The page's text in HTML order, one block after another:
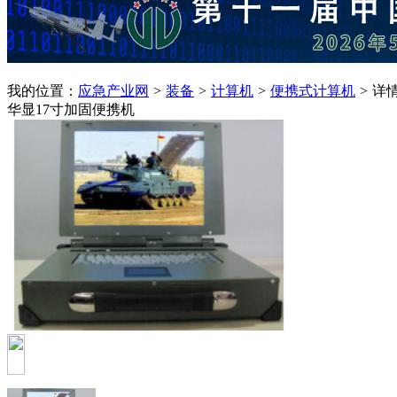
我的位置： 应急产业网 > 装备 > 计算机 > 便携式计算机 > 详
华显17寸加固便携机